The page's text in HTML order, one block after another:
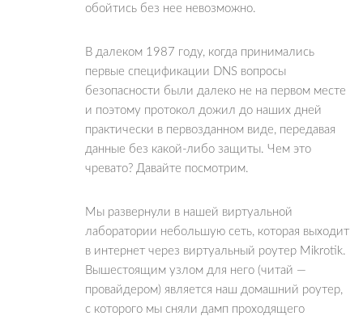
обойтись без нее невозможно.
В далеком 1987 году, когда принимались
первые спецификации DNS вопросы
безопасности были далеко не на первом месте
и поэтому протокол дожил до наших дней
практически в первозданном виде, передавая
данные без какой-либо защиты. Чем это
чревато? Давайте посмотрим.
Мы развернули в нашей виртуальной
лаборатории небольшую сеть, которая выходит
в интернет через виртуальный роутер Mikrotik.
Вышестоящим узлом для него (читай —
провайдером) является наш домашний роутер,
с которого мы сняли дамп проходящего